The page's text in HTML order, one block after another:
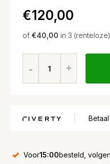
€120,00
of €40,00 in 3
Voor15:00besteld,